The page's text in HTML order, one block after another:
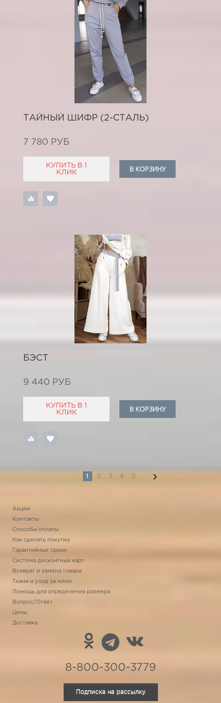
ТАЙНЫЙ ШИФР (2-СТАЛЬ)
7 780 РУБ
КУПИТЬ В 1
КЛИК
В КОРЗИНУ
БЭСТ
9 440 РУБ
КУПИТЬ В 1
КЛИК
В КОРЗИНУ
1 2 3 4 5
Акции
Контакты
Способы оплаты
Как сделать покупку
Гарантийные сроки
Система дисконтных карт
Возврат и замена товара
Ткани и уход за ними
Помощь для определения размера
Вопрос/Ответ
Цены
Доставка
8-800-300-3779
Подписка на рассылку